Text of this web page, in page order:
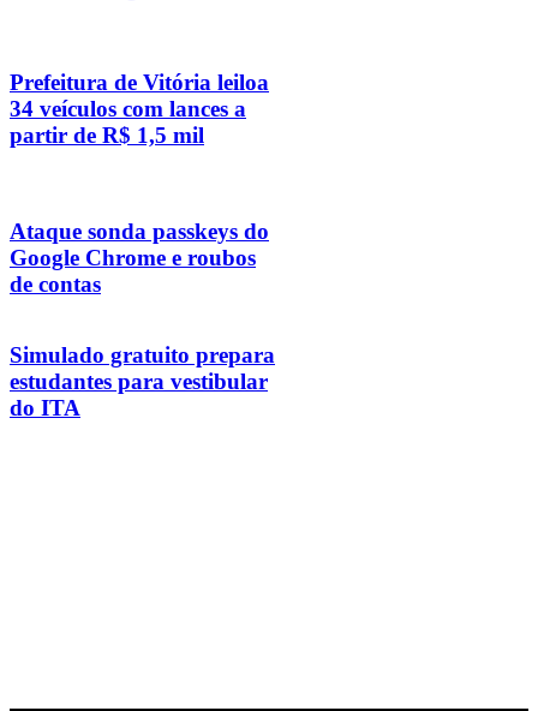
Prefeitura de Vitória leiloa
34 veículos com lances a
partir de R$ 1,5 mil
Ataque sonda passkeys do
Google Chrome e roubos
de contas
Simulado gratuito prepara
estudantes para vestibular
do ITA